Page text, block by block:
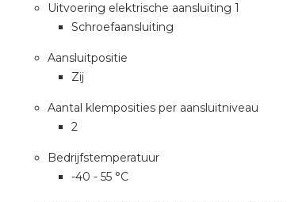
Uitvoering elektrische aansluiting 1
Schroefaansluiting
Aansluitpositie
Zij
Aantal klemposities per aansluitniveau
2
Bedrijfstemperatuur
-40 - 55 °C